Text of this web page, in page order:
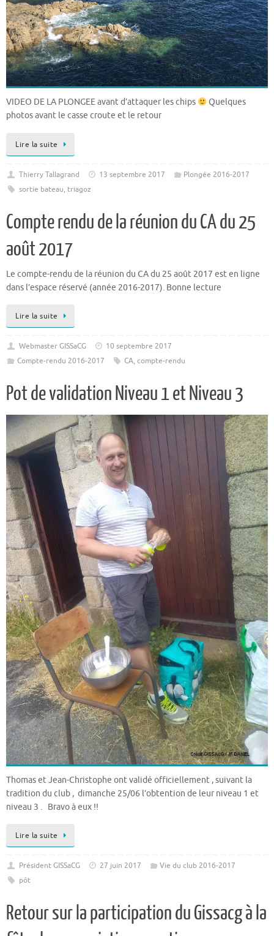
VIDEO DE LA PLONGEE avant d’attaquer les chips
Quelques
photos avant le casse croute et le retour
Lire la suite
Thierry Tallagrand 13 septembre 2017
Plongée 2016-2017
sortie bateau, triagoz
Compte rendu de la réunion du CA du 25
août 2017
Le compte-rendu de la réunion du CA du 25 août 2017 est en ligne
dans l’espace réservé (année 2016-2017). Bonne lecture
Lire la suite
Webmaster GISSaCG
10 septembre 2017
Compte-rendu 2016-2017
CA,compte-rendu
Pot de validation Niveau 1 et Niveau 3
Thomas et Jean-Christophe ont validé officiellement , suivant la
tradition du club , dimanche 25/06 l’obtention de leur niveau 1 et
niveau 3 . Bravo à eux !!
Lire la suite
Président GISSaCG 27 juin 2017
Vie du club 2016-2017
pôt
Retour sur la participation du Gissacg à la